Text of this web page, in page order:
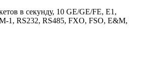
в секунду, 10 GE/GE/FE, E1,
1, RS232, RS485, FXO, FSO, E&M,